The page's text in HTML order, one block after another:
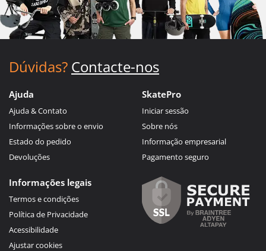
Dúvidas? Contacte-nos
Ajuda
Ajuda & Contato
Informações sobre o envio
Estado do pedido
Devoluções
SkatePro
Iniciar sessão
Sobre nós
Informação empresarial
Pagamento seguro
Informações legais
Termos e condições
Política de Privacidade
Acessibilidade
Ajustar cookies